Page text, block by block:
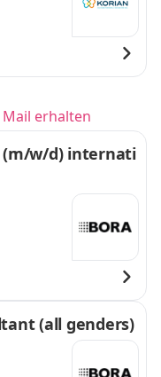
erhalten
w/d) internati
(all genders)